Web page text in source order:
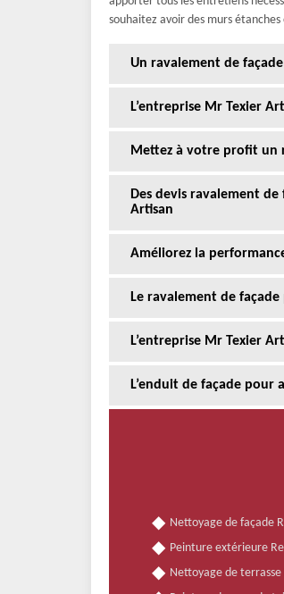
souhaitez avoir des murs
Un ravalement de
L’entreprise Mr Texier
Mettez à votre profit un
Des devis ravalement
Artisan
Améliorez la
Le ravalement de
L’entreprise Mr Texier
L’enduit de façade
Nettoyage de façade
Peinture extérieure
Nettoyage de terrasse